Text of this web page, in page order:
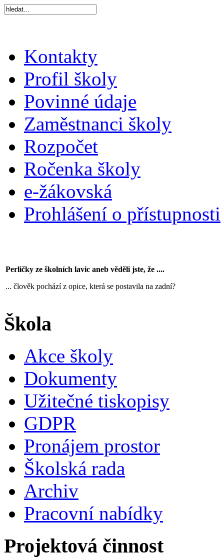
Kontakty
Profil školy
Povinné údaje
Zaměstnanci školy
Rozpočet
Ročenka školy
e-žákovská
Prohlášení o přístupnosti
Perličky ze školních lavic aneb věděli jste, že ....
... člověk pochází z opice, která se postavila na zadní?
Škola
Akce školy
Dokumenty
Užitečné tiskopisy
GDPR
Pronájem prostor
Školská rada
Archiv
Pracovní nabídky
Projektová činnost